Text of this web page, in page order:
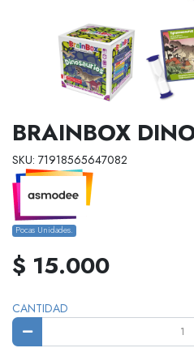
BRAINBOX
SKU: 71918565647082
Pocas Unidades.
$ 15.000
CANTIDAD